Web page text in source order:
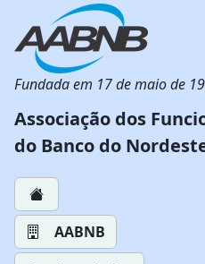
Fundada em 17 de maio de
Associação dos
do Banco do
AABNB